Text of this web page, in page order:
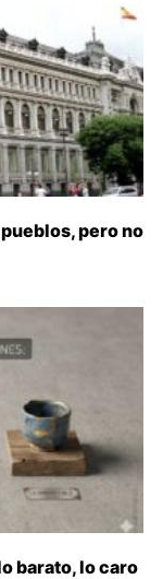
pero no
barato, lo caro